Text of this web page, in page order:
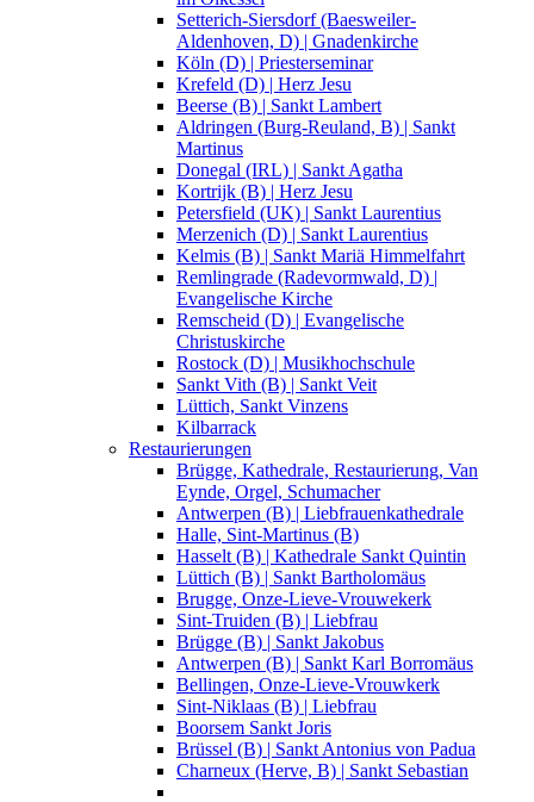
Setterich-Siersdorf (Baesweiler-
Aldenhoven, D) | Gnadenkirche
Köln (D) | Priesterseminar
Krefeld (D) | Herz Jesu
Beerse (B) | Sankt Lambert
Aldringen (Burg-Reuland, B) | Sankt
Martinus
Donegal (IRL) | Sankt Agatha
Kortrijk (B) | Herz Jesu
Petersfield (UK) | Sankt Laurentius
Merzenich (D) | Sankt Laurentius
Kelmis (B) | Sankt Mariä Himmelfahrt
Remlingrade (Radevormwald, D) |
Evangelische Kirche
Remscheid (D) | Evangelische
Christuskirche
Rostock (D) | Musikhochschule
Sankt Vith (B) | Sankt Veit
Lüttich, Sankt Vinzens
Kilbarrack
Restaurierungen
Brügge, Kathedrale, Restaurierung, Van
Eynde, Orgel, Schumacher
Antwerpen (B) | Liebfrauenkathedrale
Halle, Sint-Martinus (B)
Hasselt (B) | Kathedrale Sankt Quintin
Lüttich (B) | Sankt Bartholomäus
Brugge, Onze-Lieve-Vrouwekerk
Sint-Truiden (B) | Liebfrau
Brügge (B) | Sankt Jakobus
Antwerpen (B) | Sankt Karl Borromäus
Bellingen, Onze-Lieve-Vrouwkerk
Sint-Niklaas (B) | Liebfrau
Boorsem Sankt Joris
Brüssel (B) | Sankt Antonius von Padua
Charneux (Herve, B) | Sankt Sebastian